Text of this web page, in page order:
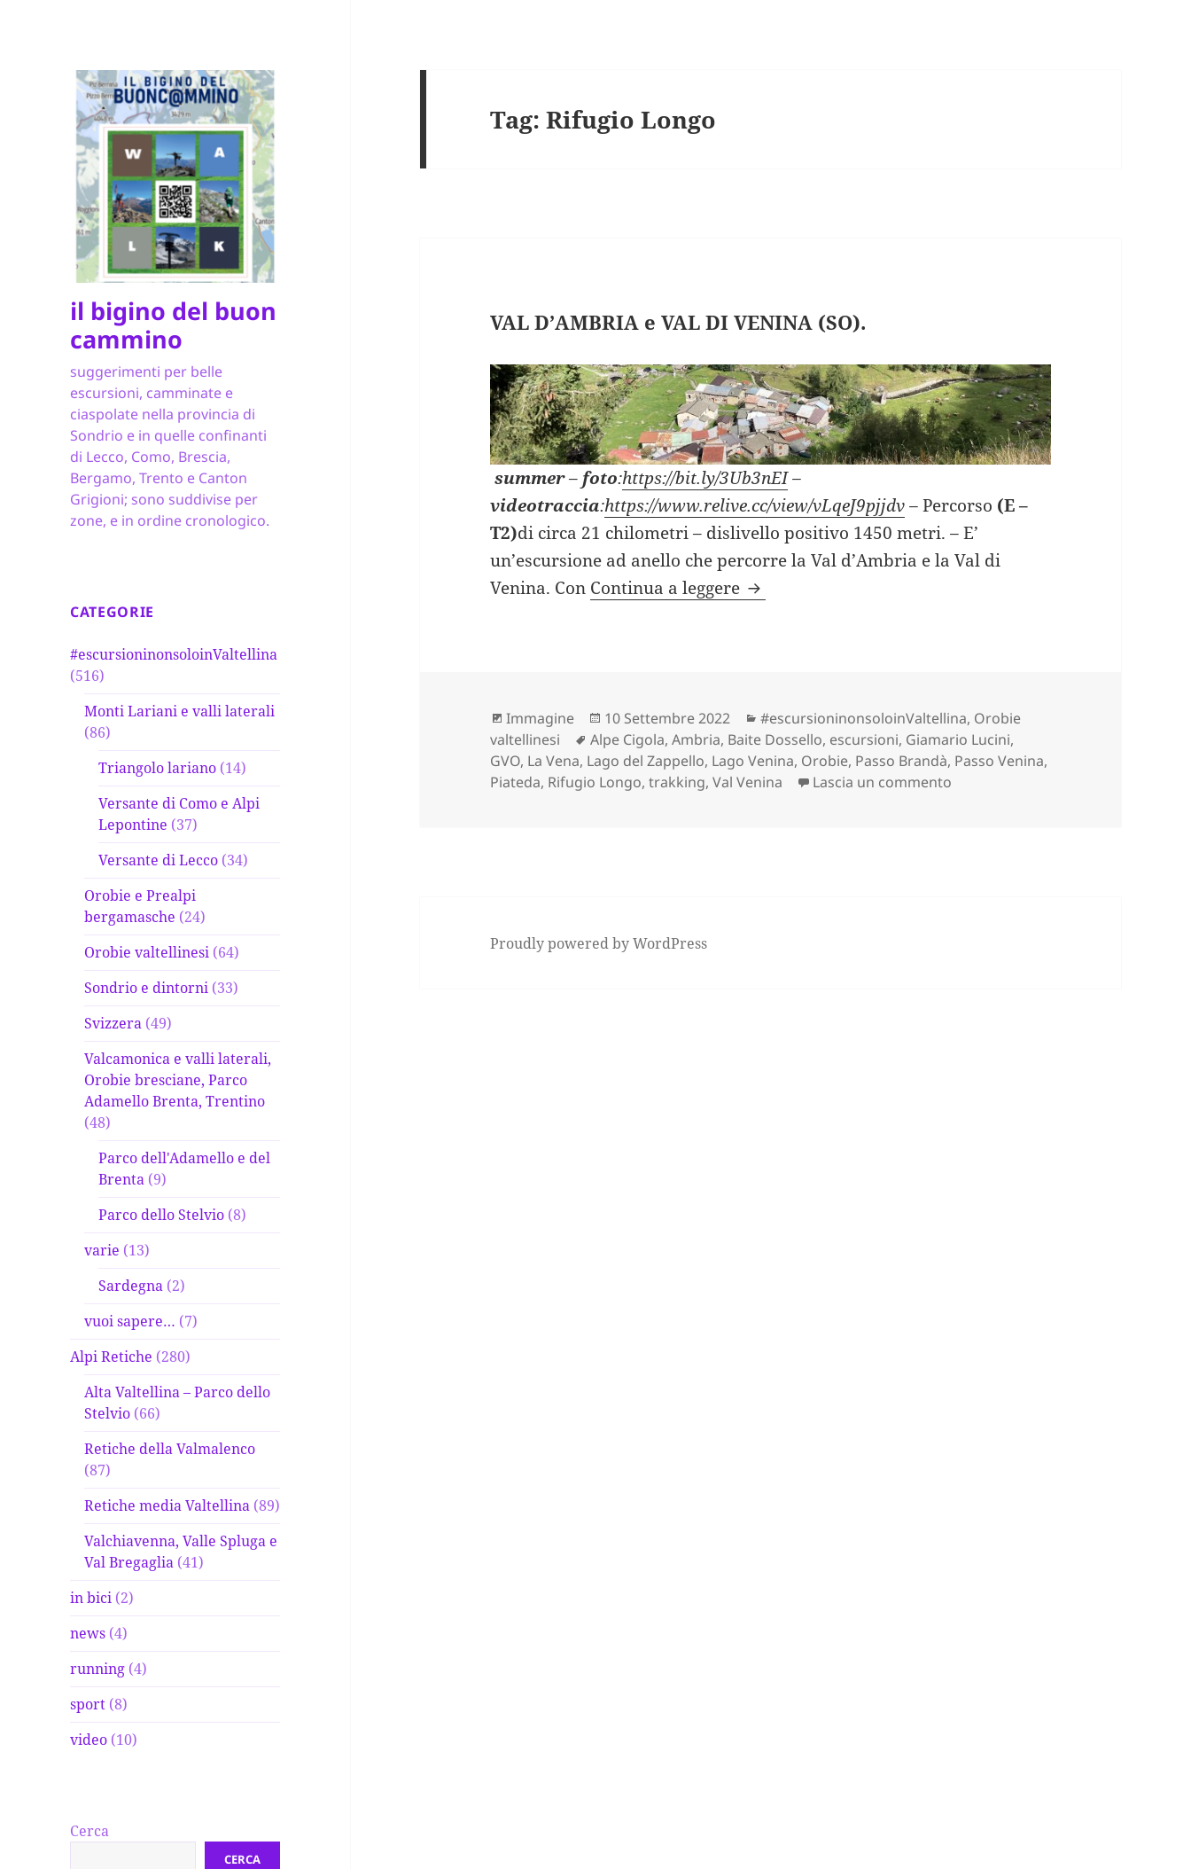
il bigino del buon
cammino
suggerimenti per belle
escursioni, camminate e
ciaspolate nella provincia di
Sondrio e in quelle confinanti
di Lecco, Como, Brescia,
Bergamo, Trento e Canton
Grigioni; sono suddivise per
zone, e in ordine cronologico.
CATEGORIE
#escursioninonsoloinValtellina
(516)
Monti Lariani e valli laterali
(86)
Triangolo lariano (14)
Versante di Como e Alpi
Lepontine (37)
Versante di Lecco (34)
Orobie e Prealpi
bergamasche (24)
Orobie valtellinesi (64)
Sondrio e dintorni (33)
Svizzera (49)
Valcamonica e valli laterali,
Orobie bresciane, Parco
Adamello Brenta, Trentino
(48)
Parco dell'Adamello e del
Brenta (9)
Parco dello Stelvio (8)
varie (13)
Sardegna (2)
vuoi sapere… (7)
Alpi Retiche (280)
Alta Valtellina – Parco dello
Stelvio (66)
Retiche della Valmalenco
(87)
Retiche media Valtellina (89)
Valchiavenna, Valle Spluga e
Val Bregaglia (41)
in bici (2)
news (4)
running (4)
sport (8)
video (10)
Cerca
CERCA
Tag:Rifugio Longo
VAL D’AMBRIA e VAL DI VENINA (SO).
summer– foto:https://bit.ly/3Ub3nEI–
videotraccia:https://www.relive.cc/view/vLqeJ9pjjdv–Percorso (E –
T2)di circa 21 chilometri – dislivello positivo 1450 metri. –E’
un’escursione ad anello che percorre la Val d’Ambria e la Val di
Venina. Con Continua a leggere VAL D’AMBRIA e VAL DI VENINA (SO).
Formato
Immagine
Scritto
il
10 Settembre 2022 Categorie
#escursioninonsoloinValtellina, Orobie
valtellinesi
Tag
Alpe Cigola,Ambria, Baite Dossello, escursioni, Giamario Lucini,
GVO, La Vena, Lago del Zappello, Lago Venina, Orobie, Passo Brandà, Passo Venina,
Piateda, Rifugio Longo,trakking,Val Venina Lascia un commento
Proudly powered by WordPress